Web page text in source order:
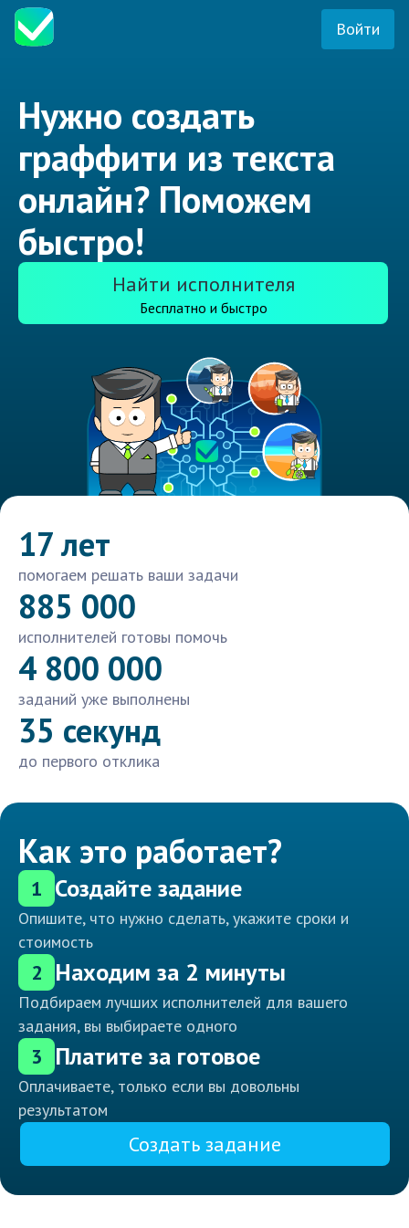
Войти
Нужно создать
граффити из текста
онлайн? Поможем
быстро!
Найти исполнителя
Бесплатно и быстро
17 лет
помогаем решать ваши задачи
885 000
исполнителей готовы помочь
4 800 000
заданий уже выполнены
35 секунд
до первого отклика
Как это работает?
1 Создайте задание
Опишите, что нужно сделать, укажите сроки и
стоимость
2 Находим за 2 минуты
Подбираем лучших исполнителей для вашего
задания, вы выбираете одного
3 Платите за готовое
Оплачиваете, только если вы довольны
результатом
Создать задание